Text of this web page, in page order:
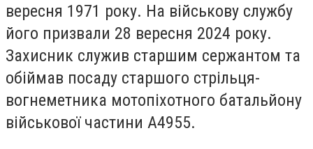
вересня 1971 року. На військову службу
його призвали 28 вересня 2024 року.
Захисник служив старшим сержантом та
обіймав посаду старшого стрільця-
вогнеметника мотопіхотного батальйону
військової частини А4955.